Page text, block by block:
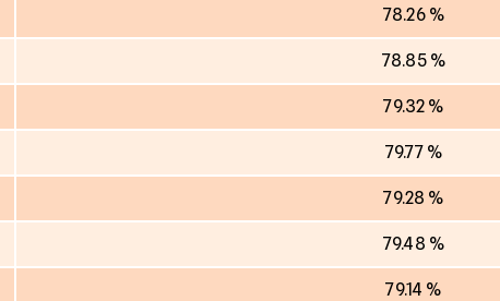
78.26 %
78.85 %
79.32 %
79.77 %
79.28 %
79.48 %
79.14 %